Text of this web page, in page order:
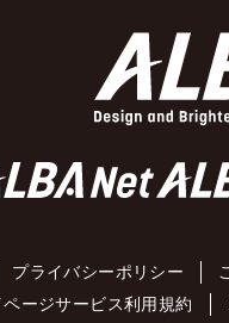
プライバシーポリシー
ページサービス利用規約